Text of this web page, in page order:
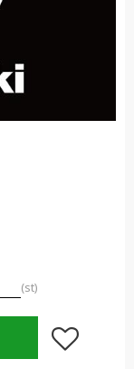
st
Lägg till i